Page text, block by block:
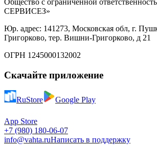
СЕРВИСЕЗ»
Юр. адрес: 141273, Московская обл, г.
Григорково, тер. Вишни-Григорково, д 21
ОГРН 1245000132002
Скачайте приложение
RuStore Google Play
App Store
+7 (980) 180-06-07
info@vahta.ruНаписать в поддержку